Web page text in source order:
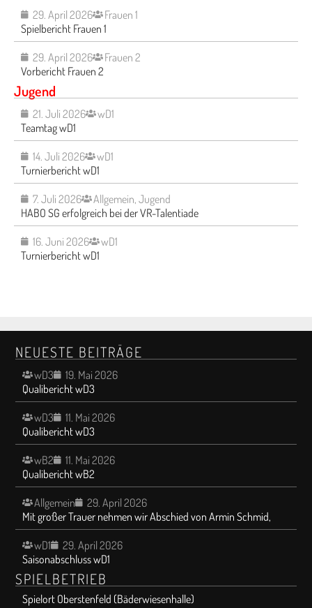
29. April 2026
Frauen 1
Spielbericht Frauen 1
29. April 2026
Frauen 2
Vorbericht Frauen 2
Jugend
21. Juli 2026
wD1
Teamtag wD1
14. Juli 2026
wD1
Turnierbericht wD1
7. Juli 2026 Allgemein, Jugend
HABO SG erfolgreich bei der VR-Talentiade
16. Juni 2026
wD1
Turnierbericht wD1
NEUESTE BEITRÄGE
wD3
19. Mai 2026
Qualibericht wD3
wD3
11. Mai 2026
Qualibericht wD3
wB2
11. Mai 2026
Qualibericht wB2
Allgemein
29. April 2026
Mit großer Trauer nehmen wir Abschied von Armin Schmid,
wD1
29. April 2026
Saisonabschluss wD1
SPIELBETRIEB
Spielort Oberstenfeld (Bäderwiesenhalle)